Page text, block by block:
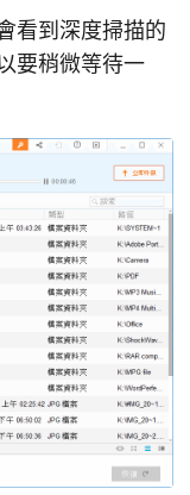
看到深度掃描的
要稍微等待一